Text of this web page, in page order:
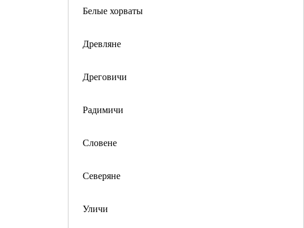
Белые хорваты
Древляне
Дреговичи
Радимичи
Словене
Северяне
Уличи